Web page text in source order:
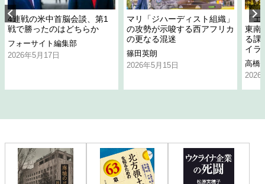
4連戦の米中首脳会談、第1
戦で勝ったのはどちらか
フォーサイト編集部
2026年5月17日
マリ「ジハーディスト組織」
の攻勢が示唆する西アフリカ
の更なる混迷
篠田英朗
2026年5月15日
「
東南
る課
イラ
高橋
2026